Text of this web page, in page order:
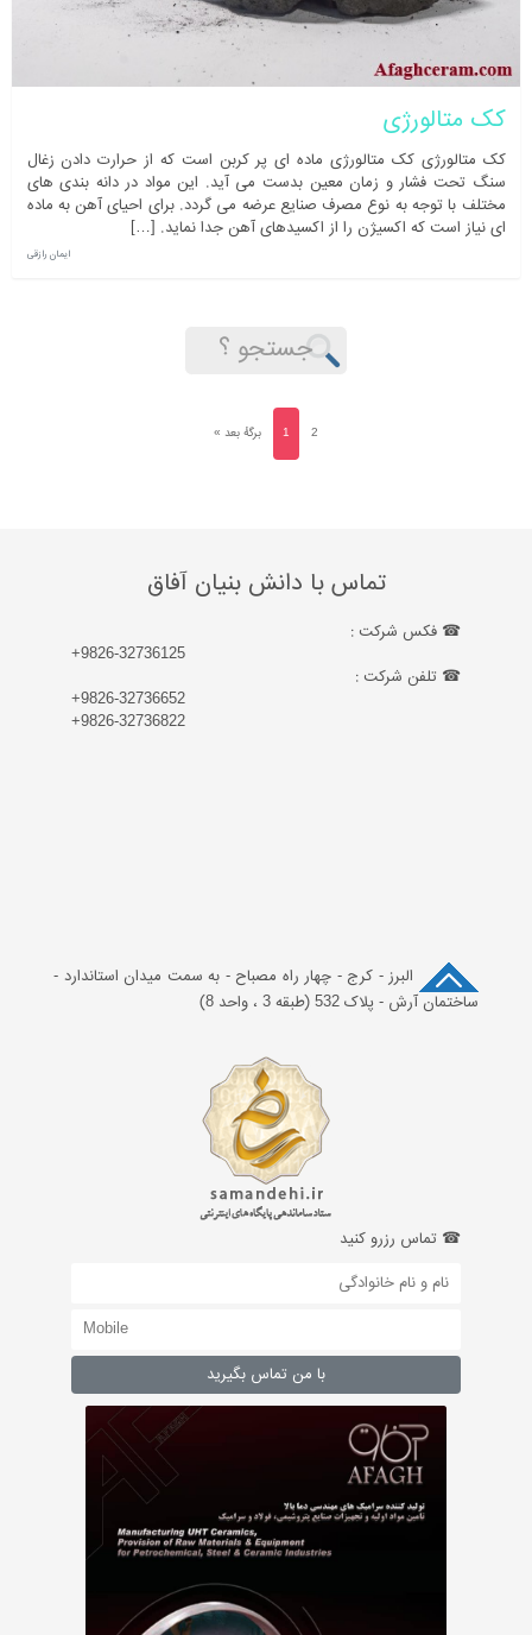
کک متالورژی
کک متالورژی کک متالورژی ماده ای پر کربن است که از حرارت دادن زغال
سنگ تحت فشار و زمان معین بدست می آید. این مواد در دانه بندی های
مختلف با توجه به نوع مصرف صنایع عرضه می گردد. برای احیای آهن به ماده
ای نیاز است که اکسیژن را از اکسیدهای آهن جدا نماید. […]
ایمان رازقی
1 2 برگهٔ بعد »
تماس با دانش بنیان آفاق
☎ فکس شرکت :
+9826-32736125
☎ تلفن شرکت :
+9826-32736652
+9826-32736822
البرز - کرج - چهار راه مصباح - به سمت میدان استاندارد -
ساختمان آرش - پلاک 532 (طبقه 3 ، واحد 8)
☎ تماس رزرو کنید
با من تماس بگیرید